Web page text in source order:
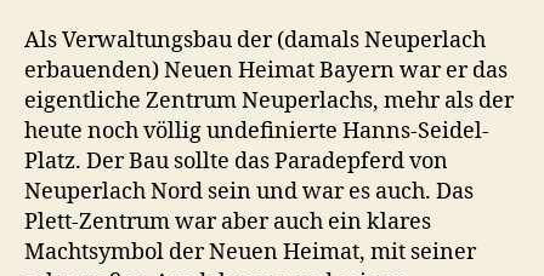
Als Verwaltungsbau der (damals Neuperlach
erbauenden) Neuen Heimat Bayern war er das
eigentliche Zentrum Neuperlachs, mehr als der
heute noch völlig undefinierte Hanns-Seidel-
Platz. Der Bau sollte das Paradepferd von
Neuperlach Nord sein und war es auch. Das
Plett-Zentrum war aber auch ein klares
Machtsymbol der Neuen Heimat, mit seiner